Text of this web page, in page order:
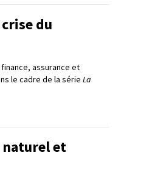
du
assurance et
le cadre de la série La
naturel et